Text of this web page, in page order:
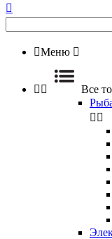

Меню 
  Все
 